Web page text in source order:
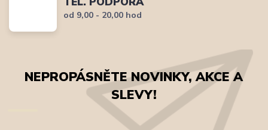
od 9,00 - 20,00 hod
NEPROPÁSNĚTE NOVINKY, AKCE A
SLEVY!